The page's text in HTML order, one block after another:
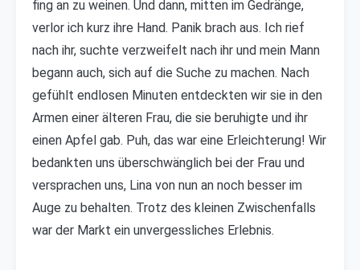
fing an zu weinen. Und dann, mitten im Gedränge,
verlor ich kurz ihre Hand. Panik brach aus. Ich rief
nach ihr, suchte verzweifelt nach ihr und mein Mann
begann auch, sich auf die Suche zu machen. Nach
gefühlt endlosen Minuten entdeckten wir sie in den
Armen einer älteren Frau, die sie beruhigte und ihr
einen Apfel gab. Puh, das war eine Erleichterung! Wir
bedankten uns überschwänglich bei der Frau und
versprachen uns, Lina von nun an noch besser im
Auge zu behalten. Trotz des kleinen Zwischenfalls
war der Markt ein unvergessliches Erlebnis.